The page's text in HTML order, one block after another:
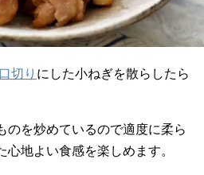
切り にした小ねぎを散らしたら
のを炒めているので適度に柔ら
地よい食感を楽しめます。